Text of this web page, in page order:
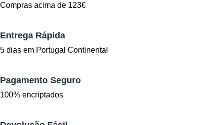
Compras acima de 123€
Entrega Rápida
5 dias em Portugal Continental
Pagamento Seguro
100% encriptados